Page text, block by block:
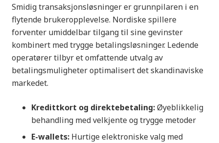
Smidig transaksjonsløsninger er grunnpilaren i en
flytende brukeropplevelse. Nordiske spillere
forventer umiddelbar tilgang til sine gevinster
kombinert med trygge betalingsløsninger. Ledende
operatører tilbyr et omfattende utvalg av
betalingsmuligheter optimalisert det skandinaviske
markedet.
Kredittkort og direktebetaling:Øyeblikkelig
behandling med velkjente og trygge metoder
E-wallets: Hurtige elektroniske valg med